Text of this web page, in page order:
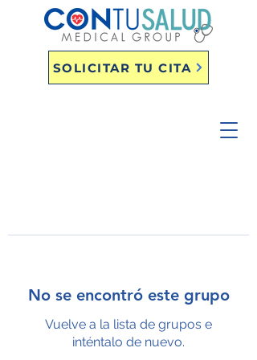
SOLICITAR TU CITA
No se encontró este grupo
Vuelve a la lista de grupos e
inténtalo de nuevo.